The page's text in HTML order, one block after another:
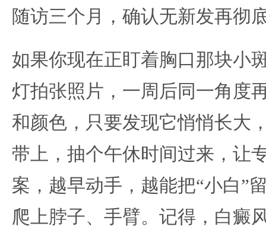
随访三个月，确认无新发再彻
如果你现在正盯着胸口那块小
灯拍张照片，一周后同一角度
和颜色，只要发现它悄悄长大
带上，抽个午休时间过来，让
案，越早动手，越能把“小白”
爬上脖子、手臂。记得，白癜